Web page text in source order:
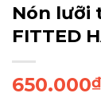
Nón lưỡi
FITTED
650.000₫